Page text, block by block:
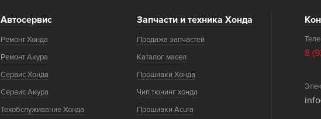
Автосервис
Ремонт Хонда
Ремонт Акура
Сервис Хонда
Сервис Акура
Техобслуживание Хонда
Запчасти и техника Хонда
Продажа запчастей
Каталог масел
Прошивки Хонда
Чип тюнинг хонда
Прошивки Acura
8